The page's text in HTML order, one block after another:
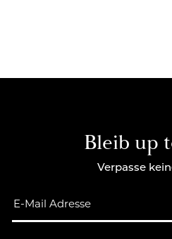
Bleib up
Verpasse